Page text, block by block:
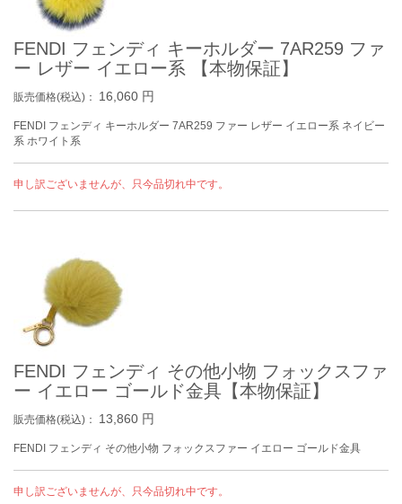
FENDI フェンディ キーホルダー 7AR259 ファ
ー レザー イエロー系 【本物保証】
販売価格(税込)： 16,060 円
FENDI フェンディ キーホルダー 7AR259 ファー レザー イエロー系 ネイビー
系 ホワイト系
申し訳ございませんが、只今品切れ中です。
FENDI フェンディ その他小物 フォックスファ
ー イエロー ゴールド金具【本物保証】
販売価格(税込)： 13,860 円
FENDI フェンディ その他小物 フォックスファー イエロー ゴールド金具
申し訳ございませんが、只今品切れ中です。